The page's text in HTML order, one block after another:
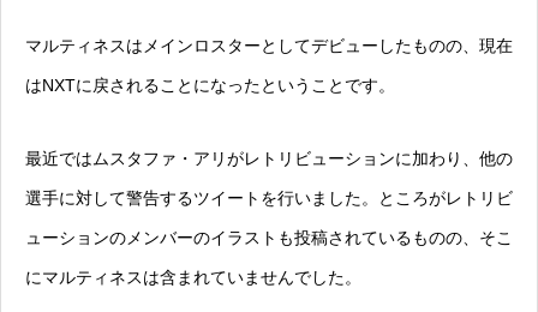
マルティネスはメインロスターとしてデビューしたものの、現在
はNXTに戻されることになったということです。
最近ではムスタファ・アリがレトリビューションに加わり、他の
選手に対して警告するツイートを行いました。ところがレトリビ
ューションのメンバーのイラストも投稿されているものの、そこ
にマルティネスは含まれていませんでした。